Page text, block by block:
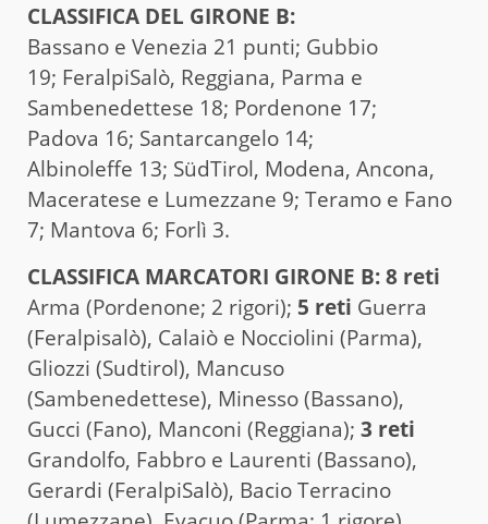
CLAS­SI­FI­CA DEL GIRONE B:
Bassano e Venezia 21 punti; Gubbio
19; FeralpiSalò, Reggiana, Parma e
Sambenedettese 18; Pordenone 17;
Padova 16; Santarcangelo 14;
Albinoleffe 13; SüdTirol, Modena, Ancona,
Maceratese e Lumezzane 9; Teramo e Fano
7; Mantova 6; Forlì 3.
CLASSIFICA MARCATORI GIRONE B: 8 reti
Arma (Pordenone; 2 rigori); 5 reti Guerra
(Feralpisalò), Calaiò e Nocciolini (Parma),
Gliozzi (Sudtirol), Mancuso
(Sambenedettese), Minesso (Bassano),
Gucci (Fano), Manconi (Reggiana); 3 reti
Grandolfo, Fabbro e Laurenti (Bassano),
Gerardi (FeralpiSalò), Bacio Terracino